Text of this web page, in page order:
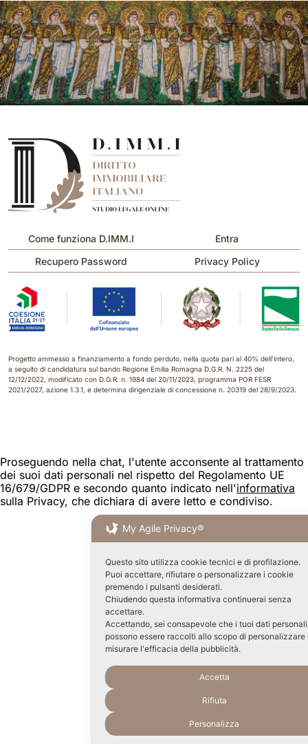
Come funziona D.IMM.I
Entra
Recupero Password
Privacy Policy
Progetto ammesso a finanziamento a fondo perduto, nella quota pari al 40% dell’intero,
a seguito di candidatura sul bando Regione Emilia Romagna D.G.R. N. 2225 del
12/12/2022, modificato con D.G.R. n. 1984 del 20/11/2023, programma POR FESR
2021/2027, azione 1.3.1, e determina dirigenziale di concessione n. 20319 del 28/9/2023.
My Agile Privacy®
Questo sito utilizza cookie tecnici e di profilazione.
Puoi accettare, rifiutare o personalizzare i cookie
premendo i pulsanti desiderati.
Chiudendo questa informativa continuerai senza
accettare.
Accettando, sei consapevole che i tuoi dati personali
possono essere raccolti allo scopo di personalizzare
misurare l'efficacia della pubblicità.
Accetta
Rifiuta
Personalizza
Proseguendo nella chat, l'utente acconsente al trattamento
dei suoi dati personali nel rispetto del Regolamento UE
16/679/GDPR e secondo quanto indicato nell'informativa
sulla Privacy, che dichiara di avere letto e condiviso.